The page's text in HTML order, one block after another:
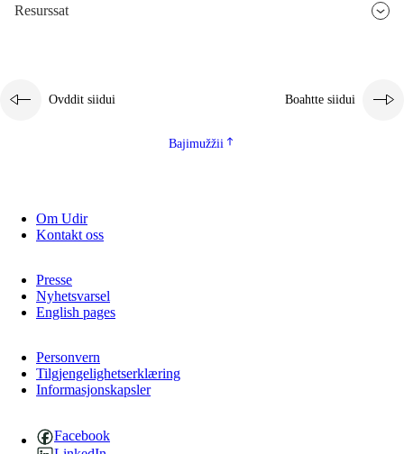
Resurssat
Ovddit siidui Boahtte siidui
Bajimužžii
Om Udir
Kontakt oss
Presse
Nyhetsvarsel
English pages
Personvern
Tilgjengelighetserklæring
Informasjonskapsler
Facebook